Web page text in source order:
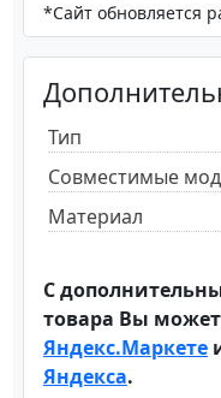
*Сайт обновляется
Тип
Совместимые
Материал
С
товара Вы
Яндекс.Маркете
Яндекса.